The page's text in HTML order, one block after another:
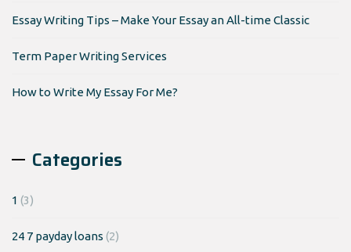
Essay Writing Tips – Make Your Essay an All-time Classic
Term Paper Writing Services
How to Write My Essay For Me?
Categories
1 (3)
24 7 payday loans (2)